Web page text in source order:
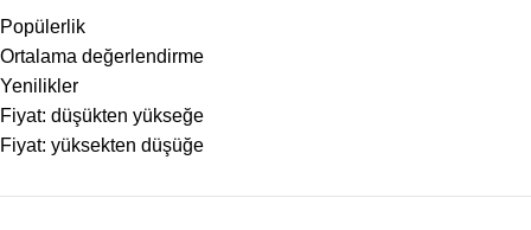
Popülerlik
Ortalama değerlendirme
Yenilikler
Fiyat: düşükten yükseğe
Fiyat: yüksekten düşüğe